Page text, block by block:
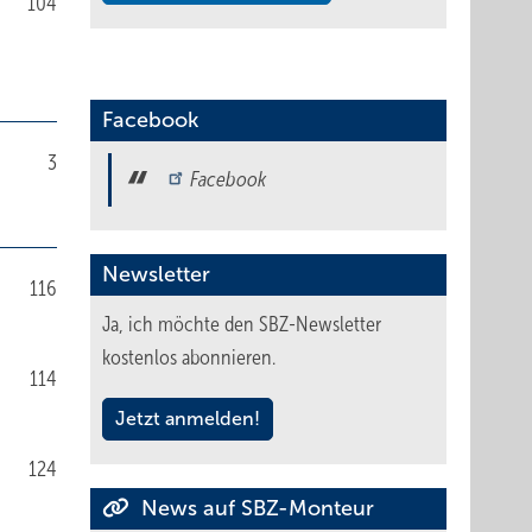
3
116
114
124
Facebook
Facebook
Newsletter
Ja, ich möchte den SBZ-Newsletter
kostenlos abonnieren.
Jetzt anmelden!
News auf SBZ-Monteur